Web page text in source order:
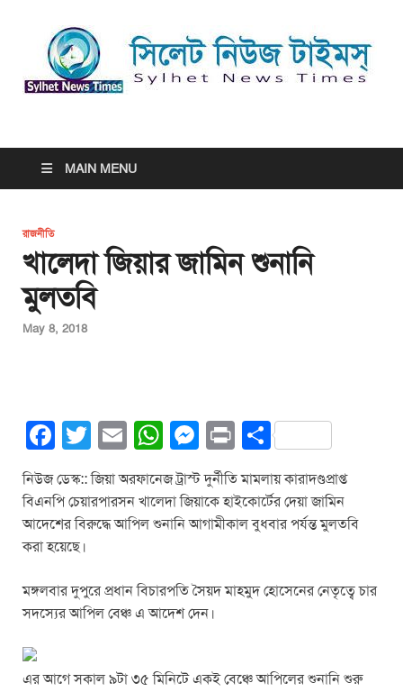
সিলেট নিউজ টাইমস্ | Sylhet
News Times
MAIN MENU
রাজনীতি
খালেদা জিয়ার জামিন শুনানি
মুলতবি
May 8, 2018
F
a
c
e
b
o
o
T
wi
tt
er
E
m
ail
W
h
at
s
p
p
M
e
ss
e
g
er
Pr
in
t
S
h
ar
e
নিউজ ডেস্ক:: জিয়া অরফানেজ ট্রাস্ট দুর্নীতি মামলায় কারাদণ্ডপ্রাপ্ত
বিএনপি চেয়ারপারসন খালেদা জিয়াকে হাইকোর্টের দেয়া জামিন
আদেশের বিরুদ্ধে আপিল শুনানি আগামীকাল বুধবার পর্যন্ত ‍মুলতবি
করা হয়েছে।
মঙ্গলবার দুপুরে প্রধান বিচারপতি সৈয়দ মাহমুদ হোসেনের নেতৃত্বে চার
সদস্যের আপিল বেঞ্চ এ আদেশ দেন।
এর আগে সকাল ৯টা ৩৫ মিনিটে একই বেঞ্চে আপিলের শুনানি শুরু